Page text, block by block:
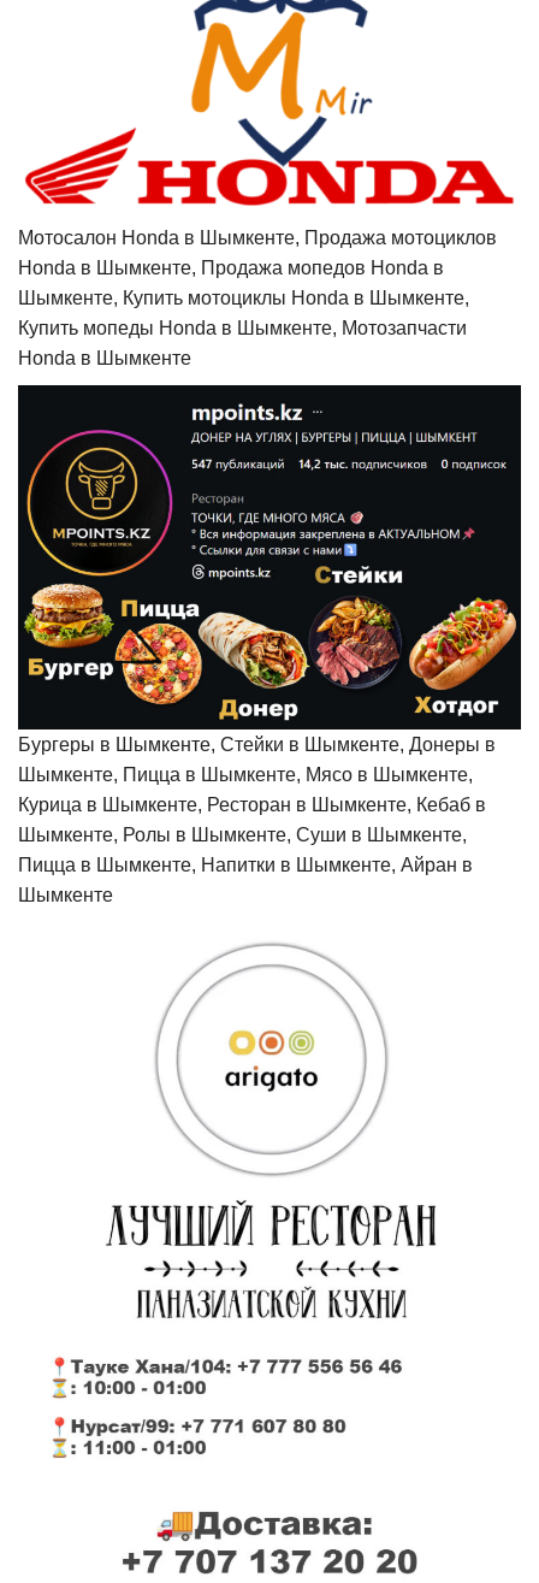
Мотосалон Honda в Шымкенте, Продажа мотоциклов
Honda в Шымкенте, Продажа мопедов Honda в
Шымкенте, Купить мотоциклы Honda в Шымкенте,
Купить мопеды Honda в Шымкенте, Мотозапчасти
Honda в Шымкенте
Бургеры в Шымкенте, Стейки в Шымкенте, Донеры в
Шымкенте, Пицца в Шымкенте, Мясо в Шымкенте,
Курица в Шымкенте, Ресторан в Шымкенте, Кебаб в
Шымкенте, Ролы в Шымкенте, Суши в Шымкенте,
Пицца в Шымкенте, Напитки в Шымкенте, Айран в
Шымкенте